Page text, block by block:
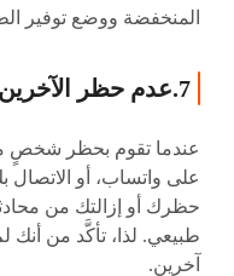
المنخفضة ووضع توفير
7.عدم حظر الآخرين
عندما تقوم بحظر شخصٍ
على واتساب، أو الاتصال
حظرك أو إزالتك من
طبيعي. لذا، تأكَّد من
آخرين.